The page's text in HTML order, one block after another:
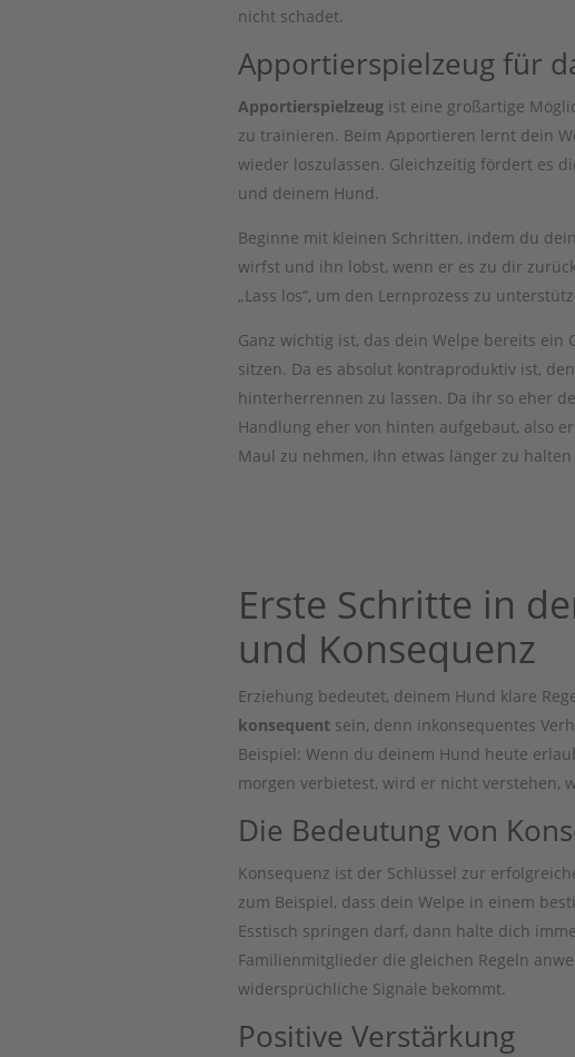
nicht schadet.
Apportierspielzeug für
Apportierspielzeugist eine großartige
zu trainieren. Beim Apportieren lernt dein
wieder loszulassen. Gleichzeitig fördert es
und deinem Hund.
Beginne mit kleinen Schritten, indem du
wirfst und ihn lobst, wenn er es zu dir
„Lass los“, um den Lernprozess zu
Ganz wichtig ist, das dein Welpe bereits
sitzen. Da es absolut kontraproduktiv ist,
hinterherrennen zu lassen. Da ihr so eher
Handlung eher von hinten aufgebaut, also
Maul zu nehmen, ihn etwas länger zu
Erste Schritte in
und Konsequenz
Erziehung bedeutet, deinem Hund klare
konsequentsein, denn inkonsequentes
Beispiel: Wenn du deinem Hund heute
morgen verbietest, wird er nicht verstehen,
Die Bedeutung von
Konsequenz ist der Schlüssel zur
zum Beispiel, dass dein Welpe in einem
Esstisch springen darf, dann halte dich
Familienmitglieder die gleichen Regeln
widersprüchliche Signale bekommt.
Positive Verstärkung